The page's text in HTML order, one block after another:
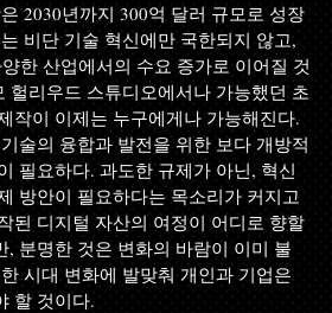
2030년까지 300억 달러 규모로 성장
비단 기술 혁신에만 국한되지 않고,
한 산업에서의 수요 증가로 이어질 것
헐리우드 스튜디오에서나 가능했던 초
작이 이제는 누구에게나 가능해진다.
술의 융합과 발전을 위한 보다 개방적
필요하다. 과도한 규제가 아닌, 혁신
방안이 필요하다는 목소리가 커지고
된 디지털 자산의 여정이 어디로 향할
, 분명한 것은 변화의 바람이 이미 불
시대 변화에 발맞춰 개인과 기업은
할 것이다.